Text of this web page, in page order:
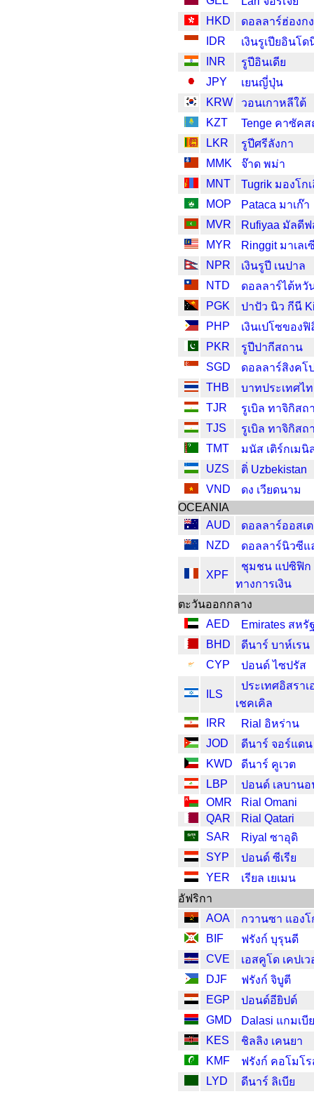
HKD
ดอลลาร์ฮ่องกง
IDR
เงินรูเปียอินโด
INR
รูปีอินเดีย
JPY
เยนญี่ปุ่น
KRW
วอนเกาหลีใต้
KZT
Tenge คาซัค
LKR
รูปีศรีลังกา
MMK
จ๊าด พม่า
MNT
Tugrik มองโก
MOP
Pataca มาเก๊า
MVR
Rufiyaa มัลดี
MYR
Ringgit มาเลเ
NPR
เงินรูปี เนปาล
NTD
ดอลลาร์ไต้หวั
PGK
ปาปัว นิว กีนี
PHP
เงินเปโซของ
PKR
รูปีปากีสถาน
SGD
ดอลลาร์สิงคโ
THB
บาทประเทศไ
TJR
รูเบิล ทาจิกิสถ
TJS
รูเบิล ทาจิกิสถ
TMT
มนัส เติร์กเมนิ
UZS
ติ่ Uzbekistan
VND
ดง เวียดนาม
OCEANIA
AUD
ดอลลาร์ออสเต
NZD
ดอลลาร์นิวซีแ
XPF
ชุมชน แปซิฟิก
ทางการเงิน
ตะวันออกกลาง
AED
Emirates สหรั
BHD
ดีนาร์ บาห์เรน
CYP
ปอนด์ ไซปรัส
ILS
ประเทศอิสรา
เชคเคิล
IRR
Rial อิหร่าน
JOD
ดีนาร์ จอร์แดน
KWD
ดีนาร์ คูเวต
LBP
ปอนด์ เลบาน
OMR
Rial Omani
QAR
Rial Qatari
SAR
Riyal ซาอุดิ
SYP
ปอนด์ ซีเรีย
YER
เรียล เยเมน
อัฟริกา
AOA
กวานซา แอง
BIF
ฟรังก์ บุรุนดี
CVE
เอสคูโด เคปเว
DJF
ฟรังก์ จิบูตี
EGP
ปอนด์อียิปต์
GMD
Dalasi แกมเบี
KES
ชิลลิง เคนยา
KMF
ฟรังก์ คอโมโ
LYD
ดีนาร์ ลิเบีย